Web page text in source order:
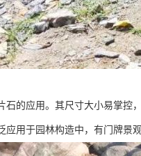
石的应用。其尺寸大小易掌控
应用于园林构造中，有门牌景